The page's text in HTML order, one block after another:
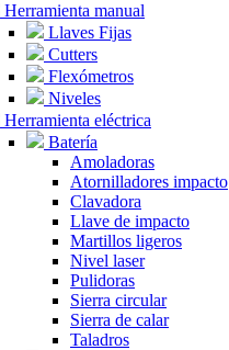
Herramienta manual
Llaves Fijas
Cutters
Flexómetros
Niveles
Herramienta eléctrica
Batería
Amoladoras
Atornilladores impacto
Clavadora
Llave de impacto
Martillos ligeros
Nivel laser
Pulidoras
Sierra circular
Sierra de calar
Taladros